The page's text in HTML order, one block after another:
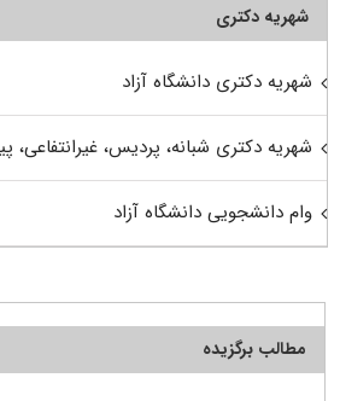
شهریه دکتری
شهریه دکتری دانشگاه آزاد
شهریه دکتری شبانه، پردیس، غیرانتفاعی،
وام دانشجویی دانشگاه آزاد
مطالب برگزیده